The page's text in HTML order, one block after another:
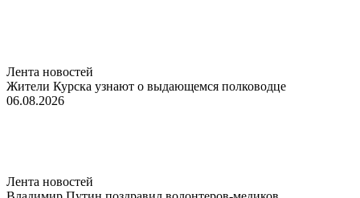
Лента новостей
Жители Курска узнают о выдающемся полководце
06.08.2026
Лента новостей